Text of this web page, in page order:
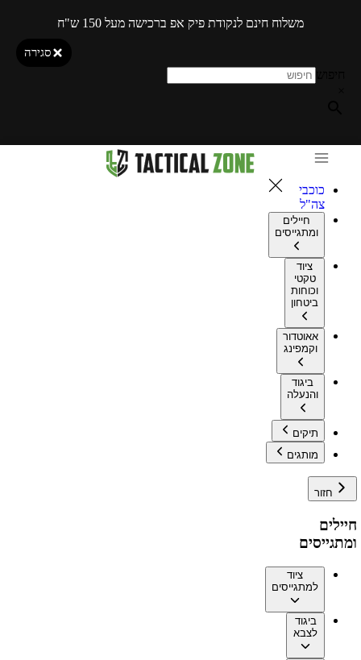
משלוח חינם לנקודת פיק אפ ברכישה מעל 150 ש"ח
סגירה
כוכבי
צה"ל
חיילים
ומתגייסים
ציוד
טקטי
וכוחות
ביטחון
אאוטדור
וקמפינג
ביגוד
והנעלה
תיקים
מותגים
חזור
חיילים
ומתגייסים
ציוד
למתגייסים
ביגוד
לצבא